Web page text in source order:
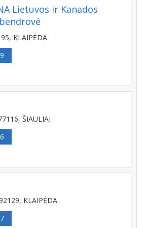
Lietuvos ir Kanados
KLAIPĖDA
ŠIAULIAI
KLAIPĖDA